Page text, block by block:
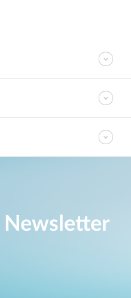
Newsletter